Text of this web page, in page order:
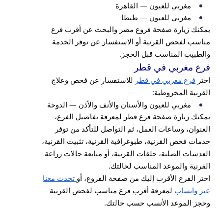
مغربي للعيون — القاهرة
مغربي للعيون — طنطا
يمكنك زيارة صفحة فروع مصر والبحث عن أقرب فرع
مناسب لفحص القرنية أو الاستفسار عن توفر الخدمة
والطبيب المناسب قبل الحجز.
فرع مغربي في قطر
اختر فرع مغربي في قطر للاستفسار عن فحص وعلاج
القرنية المخروطية:
مغربي للعيون والأسنان والأنف والأذن — الدوحة
يمكنك زيارة صفحة فرع قطر لمعرفة تفاصيل الفرع،
العنوان، وساعات العمل، ثم التواصل للتأكد من توفر
خدمات فحص القرنية، طبوغرافية القرنية، تثبيت القرنية،
العدسات الصلبة، حلقات القرنية، أو متابعة حالات زراعة
القرنية والموعد المناسب لحالتك.
اختر الفرع الأقرب إليك من صفحة الفروع، أو تحدث معنا
عبر واتساب لمعرفة أقرب فرع مناسب لفحص القرنية
وحجز الموعد الأنسب حسب حالتك.